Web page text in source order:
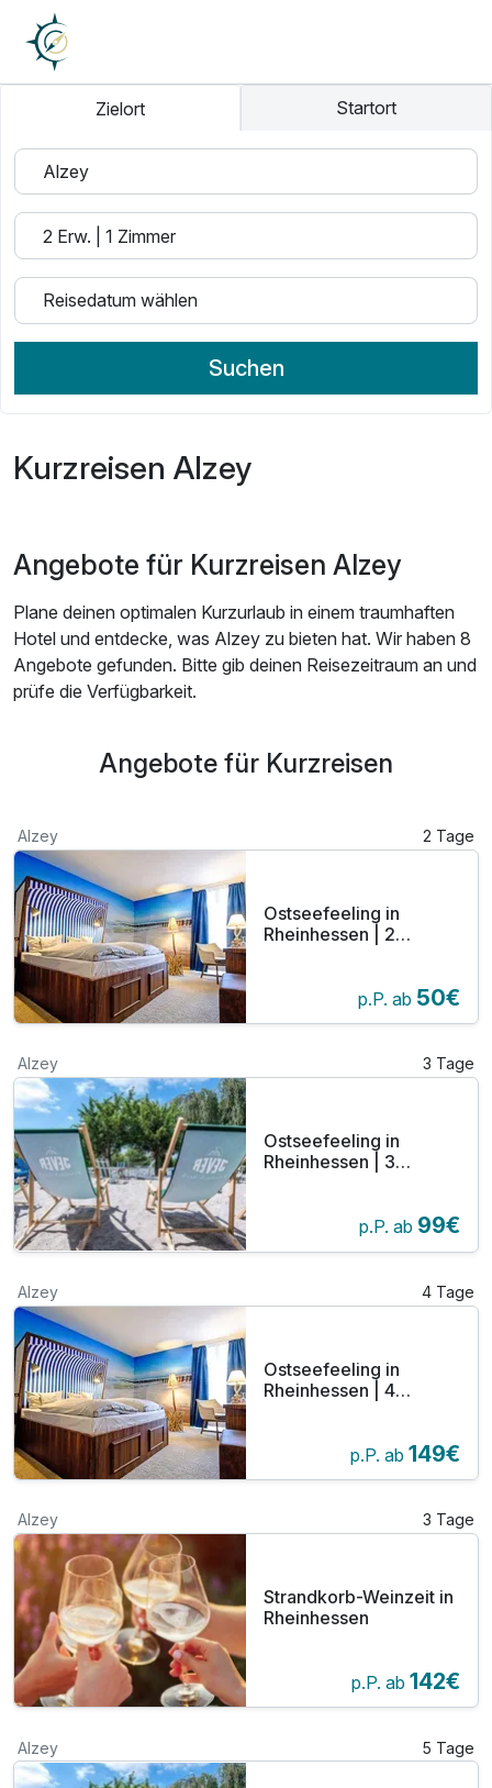
Zielort Startort
Suchen
Kurzreisen Alzey
Angebote für Kurzreisen Alzey
Plane deinen optimalen Kurzurlaub in einem traumhaften
Hotel und entdecke, was Alzey zu bieten hat. Wir haben 8
Angebote gefunden. Bitte gib deinen Reisezeitraum an und
prüfe die Verfügbarkeit.
Angebote für Kurzreisen
Alzey 2 Tage
Ostseefeeling in
Rheinhessen | 2
p.P. ab 50€
Alzey 3 Tage
Ostseefeeling in
Rheinhessen | 3
p.P. ab 99€
Alzey 4 Tage
Ostseefeeling in
Rheinhessen | 4
p.P. ab 149€
Alzey 3 Tage
Strandkorb-Weinzeit in
Rheinhessen
p.P. ab 142€
Alzey 5 Tage